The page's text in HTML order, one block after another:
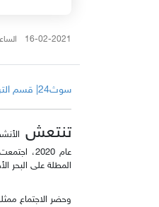
16-02-2021 الساعة 3 مساءً بتوقيت عدن
سوث24| قسم الترجمات
تنتعش
عام
المطلة على البحر
وحضر الاجتماع